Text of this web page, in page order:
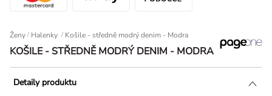
Ženy / Halenky Košile - středně modrý denim - Modra
KOŠILE - STŘEDNĚ MODRÝ DENIM - MODRA
Detaily produktu